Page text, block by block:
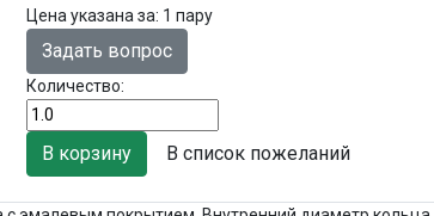
Цена указана за: 1 пару
Задать вопрос
Количество:
В список пожеланий